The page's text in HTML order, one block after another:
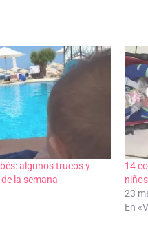
algunos trucos y
la semana
14
niños
23
En